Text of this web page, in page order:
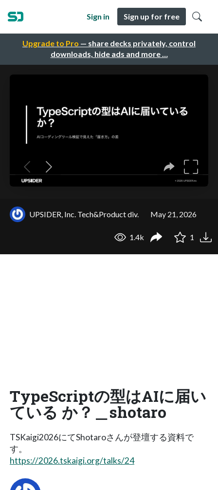
Upgrade to Pro — share decks privately, control
downloads, hide ads and more …
Sign in Sign up for free
UPSIDER, Inc. Tech&Product div. May 21, 2026
1.4k 1
TypeScriptの型はAIに届い
ている か？＿shotaro
TSKaigi2026にてShotaroさんが登壇する資料で
す。
https://2026.tskaigi.org/talks/24